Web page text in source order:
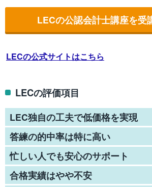
LECの公認会計士講座を受
LECの公式サイトはこちら
LECの評価項目
LEC独自の工夫で低価格を実現
答練の的中率は特に高い
忙しい人でも安心のサポート
合格実績はやや不安